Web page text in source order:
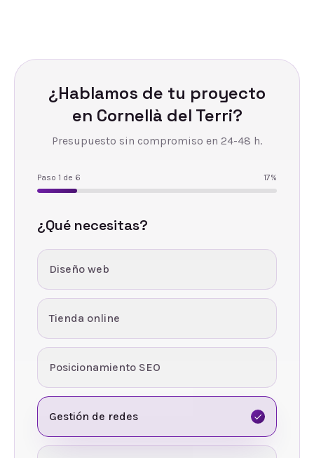
¿Hablamos de tu proyecto
en Cornellà del Terri?
Presupuesto sin compromiso en 24-48 h.
Paso 1 de 6 17%
¿Qué necesitas?
Diseño web
Tienda online
Posicionamiento SEO
Gestión de redes